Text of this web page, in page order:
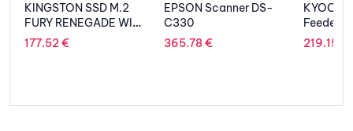
WITH
EPSON Scanner DS-
C330
365.78
KYOCERA Paper
Feeder PF-5110
219.15